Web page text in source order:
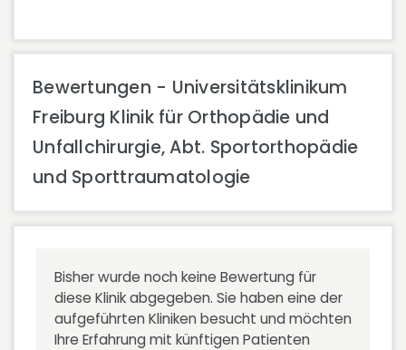
Bewertungen - Universitätsklinikum
Freiburg Klinik für Orthopädie und
Unfallchirurgie, Abt. Sportorthopädie
und Sporttraumatologie
Bisher wurde noch keine Bewertung für
diese Klinik abgegeben. Sie haben eine der
aufgeführten Kliniken besucht und möchten
Ihre Erfahrung mit künftigen Patienten